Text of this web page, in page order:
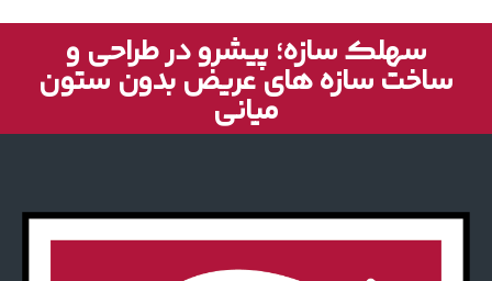
سهلک سازه؛ پیشرو در طراحی و
ساخت سازه های عریض بدون ستون
میانی